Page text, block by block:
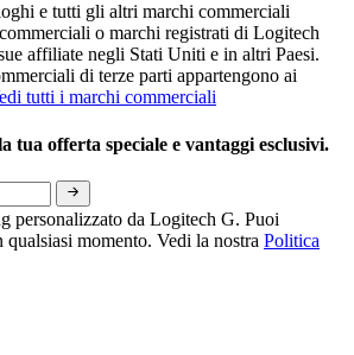
e tutti gli altri marchi commerciali
o marchi registrati di Logitech
affiliate negli Stati Uniti e in altri Paesi.
di terze parti appartengono ai
tutti i marchi commerciali
tua offerta speciale e vantaggi esclusivi.
personalizzato da Logitech G. Puoi
momento. Vedi la nostra Politica